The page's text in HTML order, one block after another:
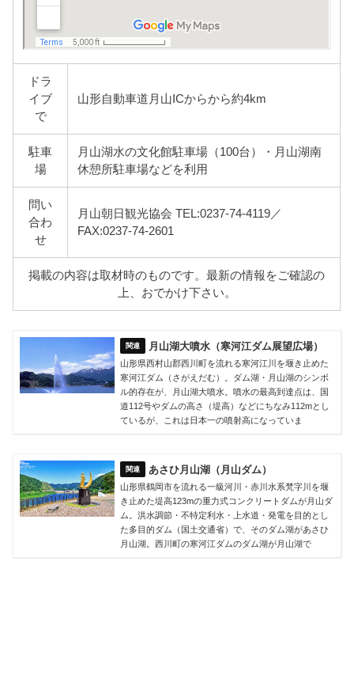
ドラ
イブ
で
山形自動車道月山ICからから約4km
駐車
場
月山湖水の文化館駐車場（100台）・月山湖南
休憩所駐車場などを利用
問い
合わ
せ
月山朝日観光協会 TEL:0237-74-4119／
FAX:0237-74-2601
掲載の内容は取材時のものです。最新の情報をご確認の
上、おでかけ下さい。
月山湖大噴水（寒河江ダム展望広場）
山形県西村山郡西川町を流れる寒河江川を堰き止めた
寒河江ダム（さがえだむ）。ダム湖・月山湖のシンボ
ル的存在が、月山湖大噴水。噴水の最高到達点は、国
道112号やダムの高さ（堤高）などにちなみ112mとし
ているが、これは日本一の噴射高になっていま
あさひ月山湖（月山ダム）
山形県鶴岡市を流れる一級河川・赤川水系梵字川を堰
き止めた堤高123mの重力式コンクリートダムが月山ダ
ム。洪水調節・不特定利水・上水道・発電を目的とし
た多目的ダム（国土交通省）で、そのダム湖があさひ
月山湖。西川町の寒河江ダムのダム湖が月山湖で